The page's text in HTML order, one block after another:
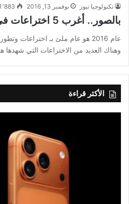
تكنولوجيا نيوز نوفمبر 13, 2016
بالصور.. أغرب 5 اختراعات في 2016
عام 2016 هو عام ملئ بـ اختراعات
وهناك العديد من الاختراعات التي شهدها
الأكثر قراءة